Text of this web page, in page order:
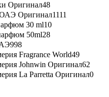
Оригинал48
ОАЭ Оригинал1111
30 ml10
50ml28
998
Fragrance World49
Johnwin Оригинал62
La Parretta Оригинал0